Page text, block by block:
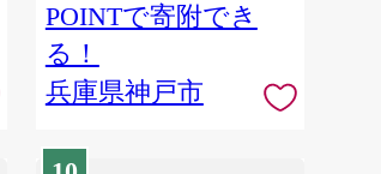
POINTで寄附でき
る！
兵庫県神戸市